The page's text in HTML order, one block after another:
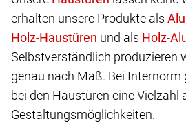
erhalten unsere Produkte als
und als
Selbstverständlich produzieren
genau nach Maß. Bei Internorm
bei den Haustüren eine Vielzahl
Gestaltungsmöglichkeiten.